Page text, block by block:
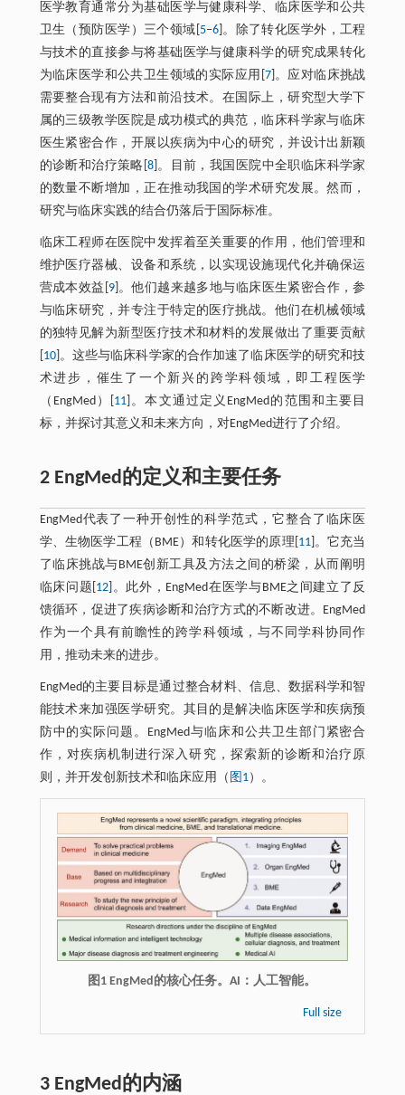
医学教育通常分为基础医学与健康科学、临床医学和公共
卫生（预防医学）三个领域[ 5‒6]。除了转化医学外，工程
与技术的直接参与将基础医学与健康科学的研究成果转化
为临床医学和公共卫生领域的实际应用[ 7]。应对临床挑战
需要整合现有方法和前沿技术。在国际上，研究型大学下
属的三级教学医院是成功模式的典范，临床科学家与临床
医生紧密合作，开展以疾病为中心的研究，并设计出新颖
的诊断和治疗策略[ 8]。目前，我国医院中全职临床科学家
的数量不断增加，正在推动我国的学术研究发展。然而，
研究与临床实践的结合仍落后于国际标准。
临床工程师在医院中发挥着至关重要的作用，他们管理和
维护医疗器械、设备和系统，以实现设施现代化并确保运
营成本效益[ 9]。他们越来越多地与临床医生紧密合作，参
与临床研究，并专注于特定的医疗挑战。他们在机械领域
的独特见解为新型医疗技术和材料的发展做出了重要贡献
10]。这些与临床科学家的合作加速了临床医学的研究和技
术进步，催生了一个新兴的跨学科领域，即工程医学
（EngMed）[ 11 ]。本文通过定义EngMed的范围和主要目
标，并探讨其意义和未来方向，对EngMed进行了介绍。
2 EngMed的定义和主要任务
EngMed代表了一种开创性的科学范式，它整合了临床医
学、生物医学工程（BME）和转化医学的原理[ 11]。它充当
了临床挑战与BME创新工具及方法之间的桥梁，从而阐明
临床问题[ 12 ]。此外，EngMed在医学与BME之间建立了反
馈循环，促进了疾病诊断和治疗方式的不断改进。EngMed
作为一个具有前瞻性的跨学科领域，与不同学科协同作
用，推动未来的进步。
EngMed的主要目标是通过整合材料、信息、数据科学和智
能技术来加强医学研究。其目的是解决临床医学和疾病预
防中的实际问题。EngMed与临床和公共卫生部门紧密合
作，对疾病机制进行深入研究，探索新的诊断和治疗原
则，并开发创新技术和临床应用（ 图1）。
图1 EngMed的核心任务。AI：人工智能。
Full size
3 EngMed的内涵